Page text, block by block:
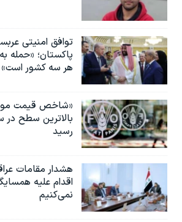
توافق امنیتی
پاکستان؛ «حمله
هر سه کشور است»
«شاخص قیمت
بالاترین سطح
رسید
هشدار مقامات
اقدام علیه
نمی‌کنیم